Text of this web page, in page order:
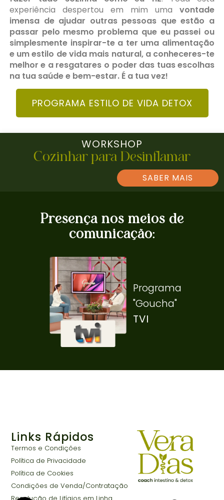
experiência despertou em mim umavontade
imensa de ajudar outras pessoas que estão a
passar pelo mesmo problema que eu passei ou
simplesmente inspirar-te a ter uma alimentação
e um estilo de vida mais natural, a conheceres-te
melhor e a resgatares o poder das tuas escolhas
na tua saúde e bem-estar. É a tua vez!
PROGRAMA ESTILO DE VIDA DETOX
WORKSHOP
Cozinhar para Desinflamar
SABER MAIS
Presença nos meios de
comunicação:
Programa
"Goucha"
TVI
Links Rápidos
Termos e Condições
Política de Privacidade
Política de Cookies
Condições de Venda/Contratação